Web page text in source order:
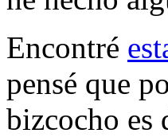
Encontré
pensé que
bizcocho es